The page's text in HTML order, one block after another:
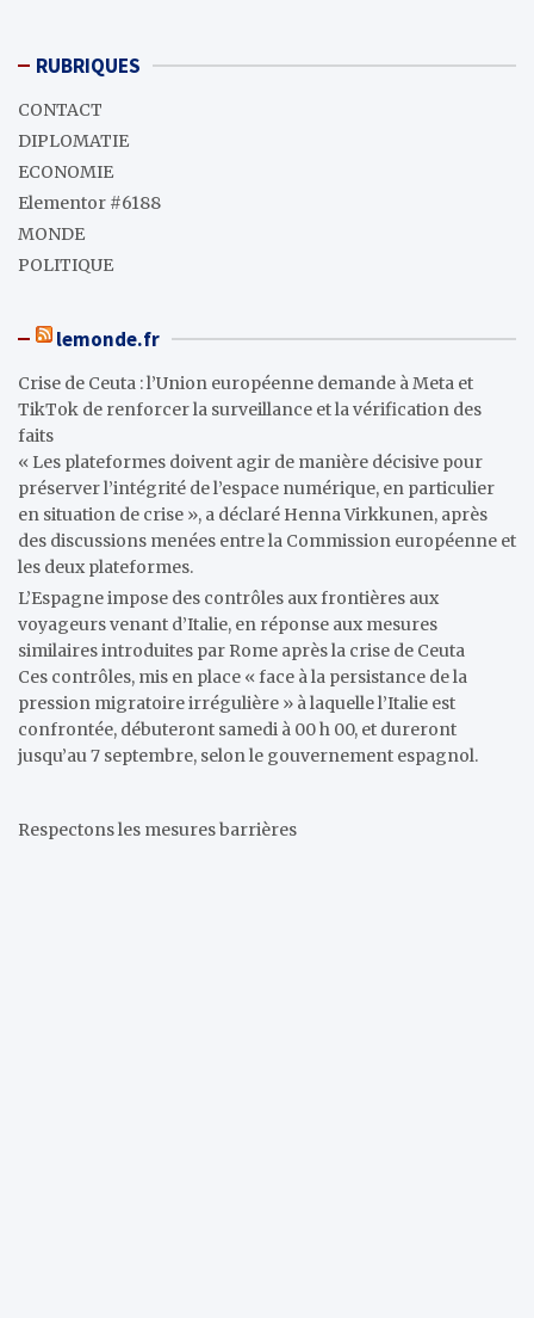
RUBRIQUES
CONTACT
DIPLOMATIE
ECONOMIE
Elementor #6188
MONDE
POLITIQUE
lemonde.fr
Crise de Ceuta : l’Union européenne demande à Meta et
TikTok de renforcer la surveillance et la vérification des
faits
« Les plateformes doivent agir de manière décisive pour
préserver l’intégrité de l’espace numérique, en particulier
en situation de crise », a déclaré Henna Virkkunen, après
des discussions menées entre la Commission européenne et
les deux plateformes.
L’Espagne impose des contrôles aux frontières aux
voyageurs venant d’Italie, en réponse aux mesures
similaires introduites par Rome après la crise de Ceuta
Ces contrôles, mis en place « face à la persistance de la
pression migratoire irrégulière » à laquelle l’Italie est
confrontée, débuteront samedi à 00 h 00, et dureront
jusqu’au 7 septembre, selon le gouvernement espagnol.
Respectons les mesures barrières